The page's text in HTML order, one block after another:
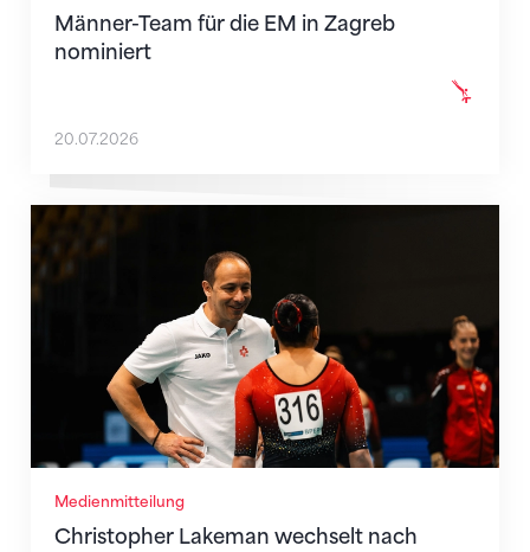
Männer-Team für die EM in Zagreb
nominiert
20.07.2026
Medienmitteilung
Christopher Lakeman wechselt nach
Christopher Lakeman wechselt nach Belgien